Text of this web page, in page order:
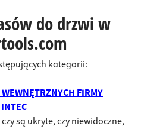
do drzwi w
kategorii:
FIRMY
są ukryte, czy niewidoczne,